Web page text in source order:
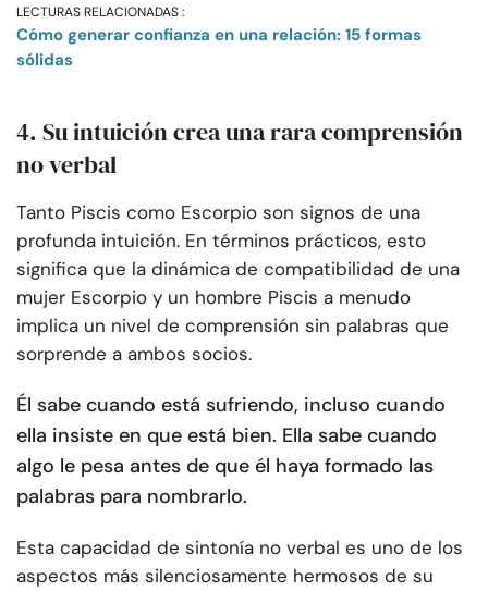
LECTURAS RELACIONADAS :
Cómo generar confianza en una relación: 15 formas
sólidas
4. Su intuición crea una rara comprensión
no verbal
Tanto Piscis como Escorpio son signos de una
profunda intuición. En términos prácticos, esto
significa que la dinámica de compatibilidad de una
mujer Escorpio y un hombre Piscis a menudo
implica un nivel de comprensión sin palabras que
sorprende a ambos socios.
Él sabe cuando está sufriendo, incluso cuando
ella insiste en que está bien. Ella sabe cuando
algo le pesa antes de que él haya formado las
palabras para nombrarlo.
Esta capacidad de sintonía no verbal es uno de los
aspectos más silenciosamente hermosos de su